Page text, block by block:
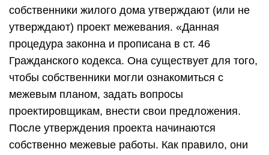
собственники жилого дома утверждают (или не
утверждают) проект межевания. «Данная
процедура законна и прописана в ст. 46
Гражданского кодекса. Она существует для того,
чтобы собственники могли ознакомиться с
межевым планом, задать вопросы
проектировщикам, внести свои предложения.
После утверждения проекта начинаются
собственно межевые работы. Как правило, они